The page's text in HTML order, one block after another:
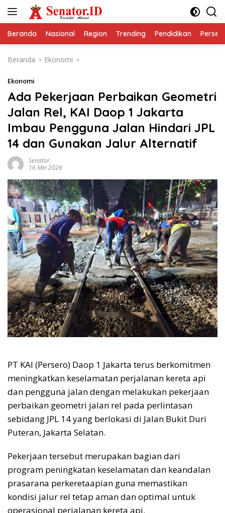
Beranda Nasional Region Trending Pendidikan
Beranda Ekonomi
Ekonomi
Ada Pekerjaan Perbaikan Geometri
Jalan Rel, KAI Daop 1 Jakarta
Imbau Pengguna Jalan Hindari JPL
14 dan Gunakan Jalur Alternatif
Senator
16 Mei 2026
PT KAI (Persero) Daop 1 Jakarta terus berkomitmen
meningkatkan keselamatan perjalanan kereta api
dan pengguna jalan dengan melakukan pekerjaan
perbaikan geometri jalan rel pada perlintasan
sebidang JPL 14 yang berlokasi di Jalan Bukit Duri
Puteran, Jakarta Selatan.
Pekerjaan tersebut merupakan bagian dari
program peningkatan keselamatan dan keandalan
prasarana perkeretaapian guna memastikan
kondisi jalur rel tetap aman dan optimal untuk
operasional perjalanan kereta api.